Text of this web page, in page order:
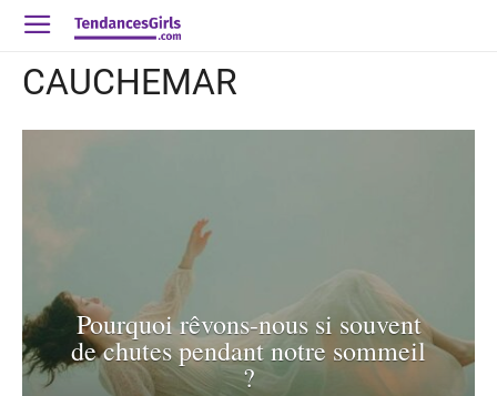
CAUCHEMAR
Pourquoi rêvons-nous si souvent
de chutes pendant notre sommeil
?